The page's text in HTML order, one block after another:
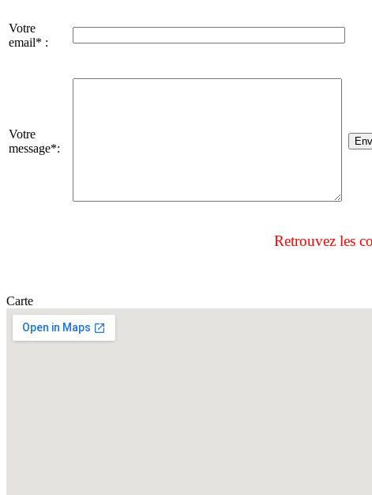
Votre
email* :
Votre
message*:
Retrouvez les
Carte